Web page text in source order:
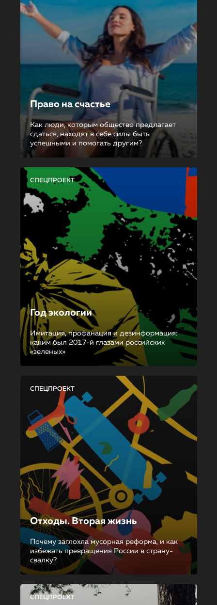
Право на счастье
Как люди, которым общество предлагает
сдаться, находят в себе силы быть
успешными и помогать другим?
СПЕЦПРОЕКТ
Год экологии
Имитация, профанация и дезинформация:
каким был 2017-й глазами российских
«зеленых»
СПЕЦПРОЕКТ
Отходы. Вторая жизнь
Почему заглохла мусорная реформа, и как
избежать превращения России в страну-
свалку?
СПЕЦПРОЕКТ